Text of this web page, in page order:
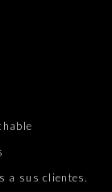
a sus clientes.